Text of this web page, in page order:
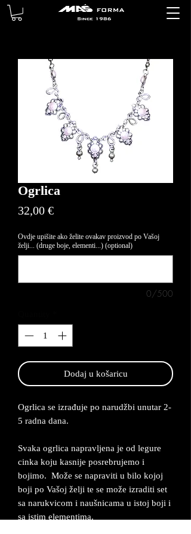
Ogrlica
32,00 €Price
Ovdje upišite ako želite ovakav proizvod po Vašoj
želji... (druge boje, elementi...) (optional)
0/500
Dodaj u košaricu
Ogrlica se izrađuje po narudžbi unutar 2-
5 radna dana.
Svaka ogrlica napravljena je od legure
cinka koju kasnije posrebrujemo i
bojimo. Može se napraviti u bilo kojoj
boji po Vašoj želji te se može izraditi set
sa narukvicom i naušnicama u istoj boji i
sa istim elementima.